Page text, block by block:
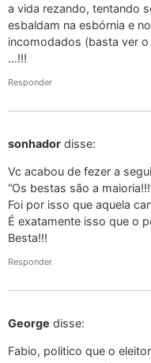
a vida rezando, tentando
esbaldam na esbórnia e
incomodados (basta ver o
…!!!
Responder
sonhador disse:
Vc acabou de fezer a
“Os bestas são a
Foi por isso que aquela
É exatamente isso que o
Besta!!!
Responder
George disse:
Fabio, politico que o